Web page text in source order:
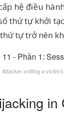
hệ điều
thứ tự khởi
tự trở nên
Attacker sniffing a
in